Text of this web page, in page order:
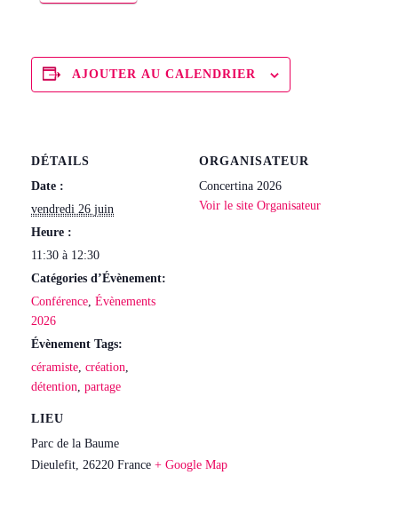
AJOUTER AU CALENDRIER
DÉTAILS
Date :
vendredi 26 juin
Heure :
11:30 à 12:30
Catégories d’Évènement:
Conférence Évènements
2026
Évènement Tags:
céramiste création
détention partage
LIEU
Parc de la Baume
Dieulefit, 26220 France + Google Map
ORGANISATEUR
Concertina 2026
Voir le site Organisateur